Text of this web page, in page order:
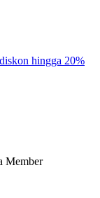
hingga 20%
Member